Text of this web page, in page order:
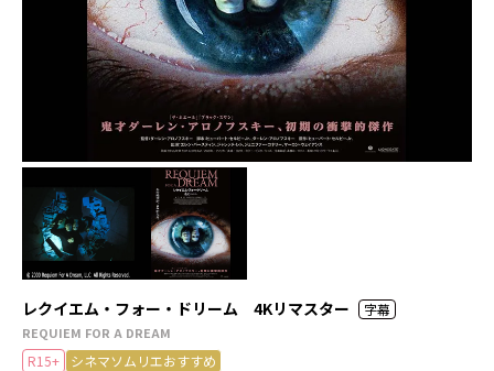
レクイエム・フォー・ドリーム 4Kリマスター 字幕
REQUIEM FOR A DREAM
R15+
シネマソムリエおすすめ